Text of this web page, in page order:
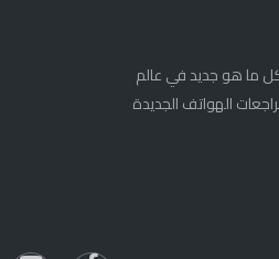
كل ما هو جديد في عالم
الهواتف الجديدة